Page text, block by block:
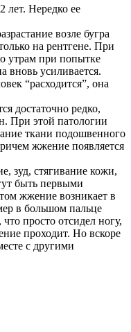
лет. Нередко ее
возле бугра
на рентгене. При
утрам при попытке
вновь усиливается.
“расходится”, она
достаточно редко,
При этой патологии
ткани подошвенного
жжение появляется
зуд, стягивание кожи,
быть первыми
жжение возникает в
в большом пальце
просто отсидел ногу,
проходит. Но вскоре
с другими